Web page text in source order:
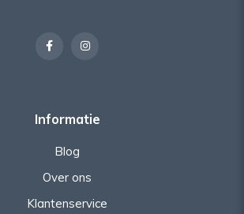
Informatie
Blog
Over ons
Klantenservice